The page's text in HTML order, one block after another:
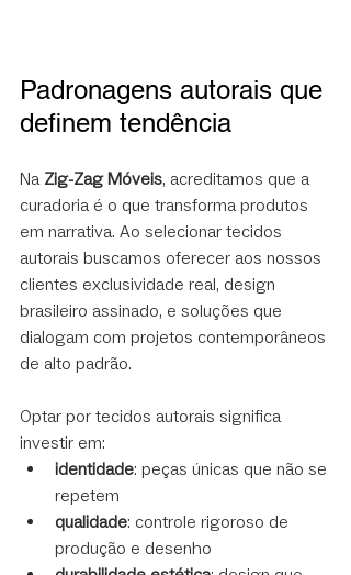
Padronagens autorais que
definem tendência
Na Zig-Zag Móveis, acreditamos que a
curadoria é o que transforma produtos
em narrativa. Ao selecionar tecidos
autorais buscamos oferecer aos nossos
clientes exclusividade real, design
brasileiro assinado, e soluções que
dialogam com projetos contemporâneos
de alto padrão.
Optar por tecidos autorais significa
investir em:
identidade: peças únicas que não se
repetem
qualidade: controle rigoroso de
produção e desenho